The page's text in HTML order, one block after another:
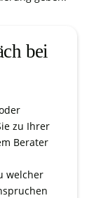
bei
zu Ihrer
Berater
welcher